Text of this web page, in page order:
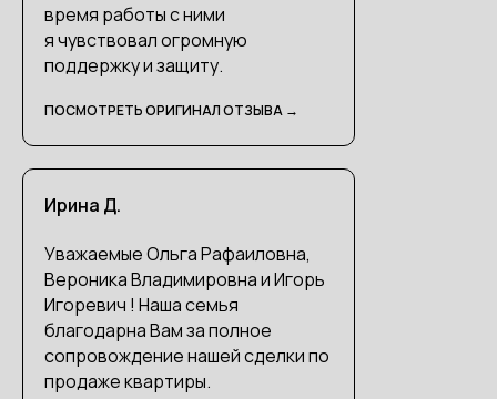
ПОСМОТРЕТЬ ОРИГИНАЛ ОТЗЫВА →
время работы с ними
я чувствовал огромную
поддержку и защиту.
Уважаемые Ольга Рафаиловна,
Вероника Владимировна и Игорь
Игоревич ! Наша семья
благодарна Вам за полное
сопровождение нашей сделки по
продаже квартиры.
Ирина Д.